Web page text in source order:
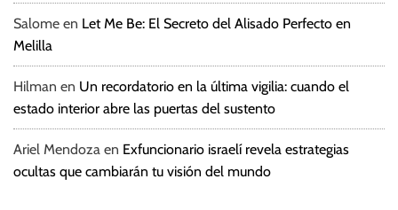
Salome en Let Me Be: El Secreto del Alisado Perfecto en
Melilla
Hilman en Un recordatorio en la última vigilia: cuando el
estado interior abre las puertas del sustento
Ariel Mendoza en Exfuncionario israelí revela estrategias
ocultas que cambiarán tu visión del mundo